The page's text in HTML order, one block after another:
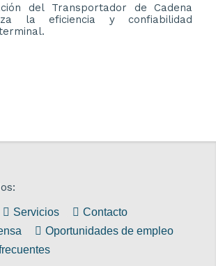
del Transportador de Cadena
la eficiencia y confiabilidad
Servicios
Contacto
Oportunidades de empleo